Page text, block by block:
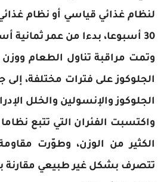
لنظام غذائي قياسي أو نظام
30 أسبوعا، بدءا من عمر ثمانية أسابيع
وتمت مراقبة تناول الطعام
الجلوكوز على فترات مختلفة، إلى
الجلوكوز والإنسولين والخلل
واكتسبت الفئران التي تتبع
الكثير من الوزن، وطوّرت
تتصرف بشكل غير طبيعي مقارنة